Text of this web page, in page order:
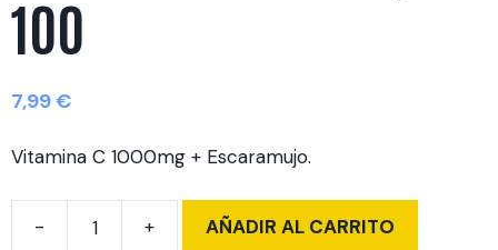
100
7,99€
Vitamina C 1000mg + Escaramujo.
Vitamin
AÑADIR AL CARRITO